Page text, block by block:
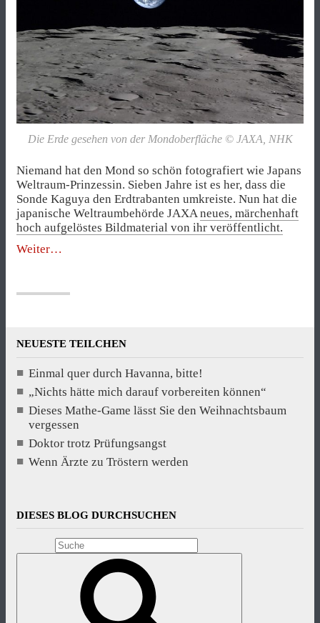
Die Erde gesehen von der Mondoberfläche © JAXA, NHK
Niemand hat den Mond so schön fotografiert wie Japans
Weltraum-Prinzessin. Sieben Jahre ist es her, dass die
Sonde Kaguya den Erdtrabanten umkreiste. Nun hat die
japanische Weltraumbehörde JAXAneues, märchenhaft
hoch aufgelöstes Bildmaterial von ihr veröffentlicht.
Weiter„Neue
Japans
NEUESTE TEILCHEN
Einmal quer durch Havanna, bitte!
„Nichts hätte mich darauf vorbereiten können“
Dieses Mathe-Game lässt Sie den Weihnachtsbaum
vergessen
Doktor trotz Prüfungsangst
Wenn Ärzte zu Tröstern werden
DIESES BLOG DURCHSUCHEN